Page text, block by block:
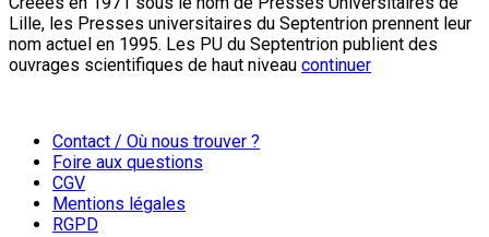
Lille, les Presses universitaires du Septentrion prennent leur
nom actuel en 1995. Les PU du Septentrion publient des
ouvrages scientifiques de haut niveau continuer
Contact / Où nous trouver ?
Foire aux questions
CGV
Mentions légales
RGPD